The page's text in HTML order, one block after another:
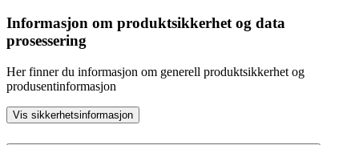
Informasjon om produktsikkerhet og data
prosessering
Her finner du informasjon om generell produktsikkerhet og
produsentinformasjon
Vis sikkerhetsinformasjon